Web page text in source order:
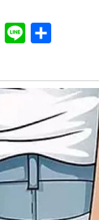
WhatsApp
Line